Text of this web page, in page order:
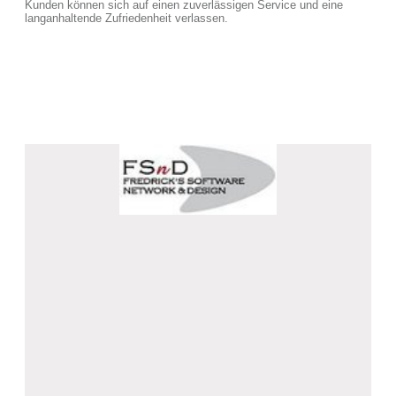
Kunden können sich auf einen zuverlässigen Service und eine
langanhaltende Zufriedenheit verlassen.